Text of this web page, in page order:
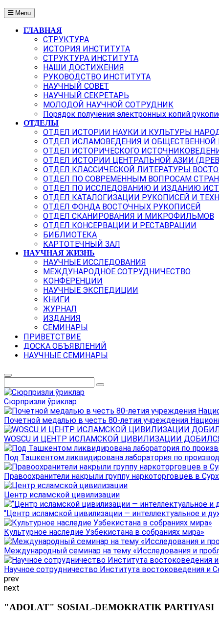
Menu
ГЛАВНАЯ
СТРУКТУРА
ИСТОРИЯ ИНСТИТУТА
СТРУКТУРА ИНСТИТУТА
НАШИ ДОСТИЖЕНИЯ
РУКОВОДСТВО ИНСТИТУТА
НАУЧНЫЙ СОВЕТ
НАУЧНЫЙ СЕКРЕТАРЬ
МОЛОДОЙ НАУЧНОЙ СОТРУДНИК
Порядок получения электронных копий
ОТДЕЛЫ
ОТДЕЛ ИСТОРИИ НАУКИ И КУЛЬТУРЫ
ОТДЕЛ ИСЛАМОВЕДЕНИЯ И
ОТДЕЛ ИСТОРИЧЕСКОГО
ОТДЕЛ ИСТОРИИ ЦЕНТРАЛЬНОЙ АЗИИ
ОТДЕЛ КЛАССИЧЕСКОЙ ЛИТЕРАТУРЫ
ОТДЕЛ ПО СОВРЕМЕННЫМ ВОПРОСАМ
ОТДЕЛ ПО ИССЛЕДОВАНИЮ И ИЗДАНИЮ
ОТДЕЛ КАТАЛОГИЗАЦИИ РУКОПИСЕЙ И
ОТДЕЛ ФОНДА ВОСТОЧНЫХ РУКОПИСЕЙ
ОТДЕЛ СКАНИРОВАНИЯ И МИКРОФИЛЬМОВ
ОТДЕЛ КОНСЕРВАЦИИ И РЕСТАВРАЦИИ
БИБЛИОТЕКА
КАРТОТЕЧНЫЙ ЗАЛ
НАУЧНАЯ ЖИЗНЬ
НАУЧНЫЕ ИССЛЕДОВАНИЯ
МЕЖДУНАРОДНОЕ СОТРУДНИЧЕСТВО
КОНФЕРЕНЦИИ
НАУЧНЫЕ ЭКСПЕДИЦИИ
КНИГИ
ЖУРНАЛ
ИЗДАНИЯ
СЕМИНАРЫ
ПРИВЕТСТВИЕ
ДОСКА ОБЪЯВЛЕНИЙ
НАУЧНЫЕ СЕМИНАРЫ
Сюрпризли ўриклар
Почетной медалью в честь 80-летия учреждения
WOSCU И ЦЕНТР ИСЛАМСКОЙ ЦИВИЛИЗАЦИИ
Под Ташкентом ликвидирована лаборатория по
Правоохранители накрыли группу наркоторговцев в
Центр исламской цивилизации
“Центр исламской цивилизации — интеллектуальное и
Культурное наследие Узбекистана в собраниях мира»
Международный семинар на тему «Исследования и
Научное сотрудничество Института востоковедения и
prev
next
"ADOLAT" SOSIAL-DEMOKRATIK PARTIYASI